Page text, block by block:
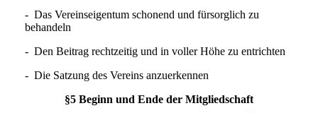
- Das Vereinseigentum schonend und fürsorglich zu
behandeln
- Den Beitrag rechtzeitig und in voller Höhe zu entrichten
- Die Satzung des Vereins anzuerkennen
§5 Beginn und Ende der Mitgliedschaft